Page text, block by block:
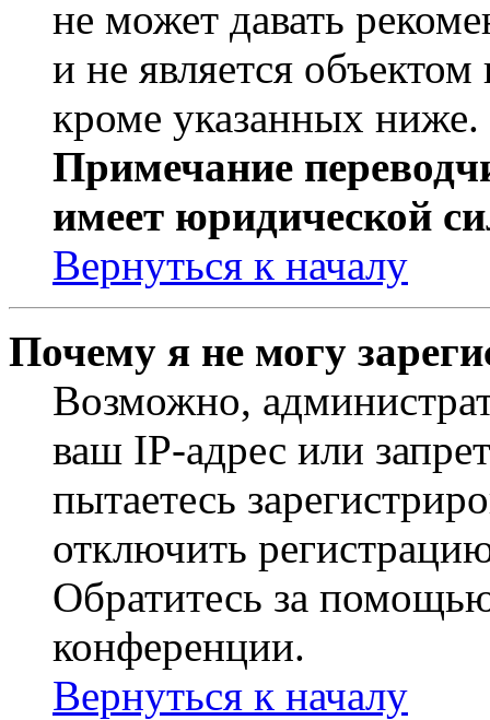
не может давать
и не является
кроме указанных ниже.
Примечание
имеет юридической
Вернуться к началу
Почему я не могу
Возможно,
ваш IP-адрес или
пытаетесь
отключить
Обратитесь за
конференции.
Вернуться к началу